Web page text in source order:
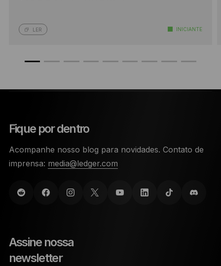
LER INICIANTE
Fique por dentro
Acompanhe nosso blog para novidades. Contato de
imprensa: media@ledger.com
Assine nossa
newsletter